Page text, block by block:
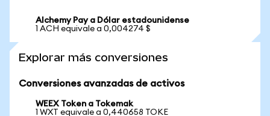
Alchemy Pay a Dólar estadounidense
1 ACH equivale a 0,004274 $
Explorar más conversiones
Conversiones avanzadas de activos
WEEX Token a Tokemak
1 WXT equivale a 0,440658 TOKE